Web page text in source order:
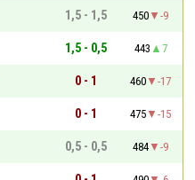
1,5 - 1,5 450
-9
1,5 - 0,5 443
7
0 - 1 460
-17
0 - 1 475
-15
0,5 - 0,5 484
-9